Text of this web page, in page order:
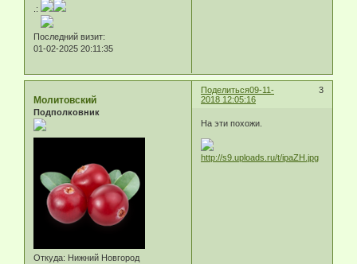
.:
Последний визит:
01-02-2025 20:11:35
Поделиться 3
09-11-
2018 12:05:16
Молитовский
Подполковник
Откуда: Нижний Новгород
На эти похожи.